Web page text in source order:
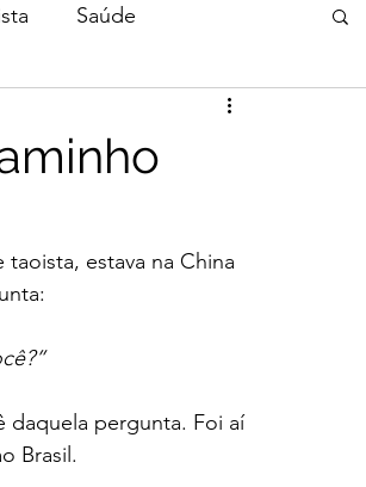
Saúde
estava na China
daquela pergunta. Foi aí
Brasil.